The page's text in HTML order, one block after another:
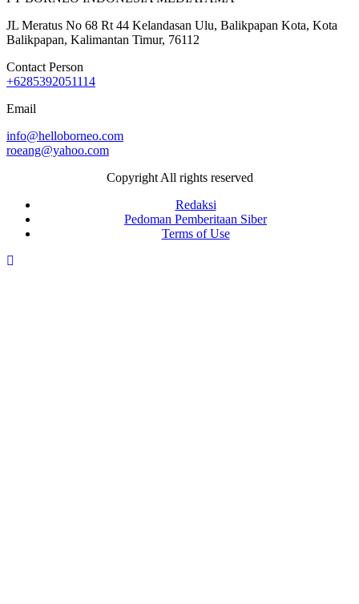
JL Meratus No 68 Rt 44 Kelandasan Ulu, Balikpapan Kota, Kota
Balikpapan, Kalimantan Timur, 76112
Contact Person
+6285392051114
Email
info@helloborneo.com
roeang@yahoo.com
Copyright All rights reserved
Redaksi
Pedoman Pemberitaan Siber
Terms of Use